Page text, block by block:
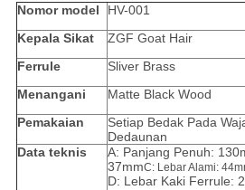
Nomor model
HV-001
Kepala Sikat
ZGF Goat Hair
Ferrule
Sliver Brass
Menangani
Matte Black Wood
Pemakaian
Setiap Bedak Pada
Dedaunan
Data teknis
A: Panjang Penuh:
37mmC: Lebar Alami:
D: Lebar Kaki Ferrule: